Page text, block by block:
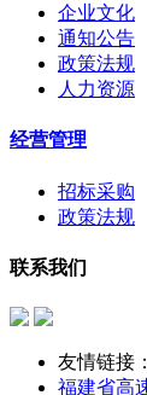
企业文化
通知公告
政策法规
人力资源
经营管理
招标采购
政策法规
联系我们
友情链接：
福建省高